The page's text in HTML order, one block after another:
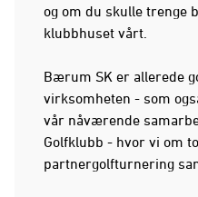
og om du skulle trenge
klubbhuset vårt.
Bærum SK er allerede
virksomheten - som
vår nåværende
Golfklubb - hvor vi om
partnergolfturnering